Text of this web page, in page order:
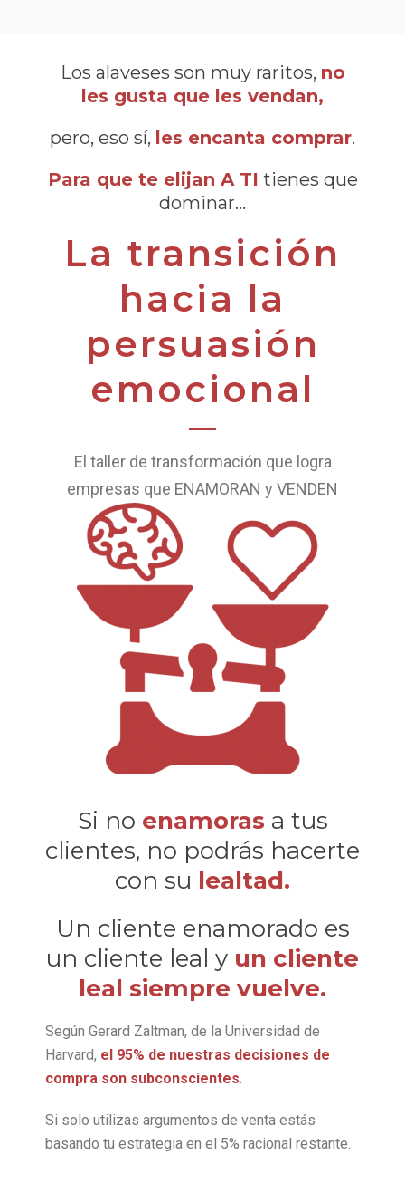
Los alaveses son muy raritos, no
les gusta que les vendan,
pero, eso sí, les encanta comprar.
Para que te elijan A TI tienes que
dominar…
La transición
hacia la
persuasión
emocional
El taller de transformación que logra
empresas que ENAMORAN y VENDEN
Si no enamoras a tus
clientes, no podrás hacerte
con su lealtad.
Un cliente enamorado es
un cliente leal y un cliente
leal siempre vuelve.
Según Gerard Zaltman, de la Universidad de
Harvard, el 95% de nuestras decisiones de
compra son subconscientes.
Si solo utilizas argumentos de venta estás
basando tu estrategia en el 5% racional restante.